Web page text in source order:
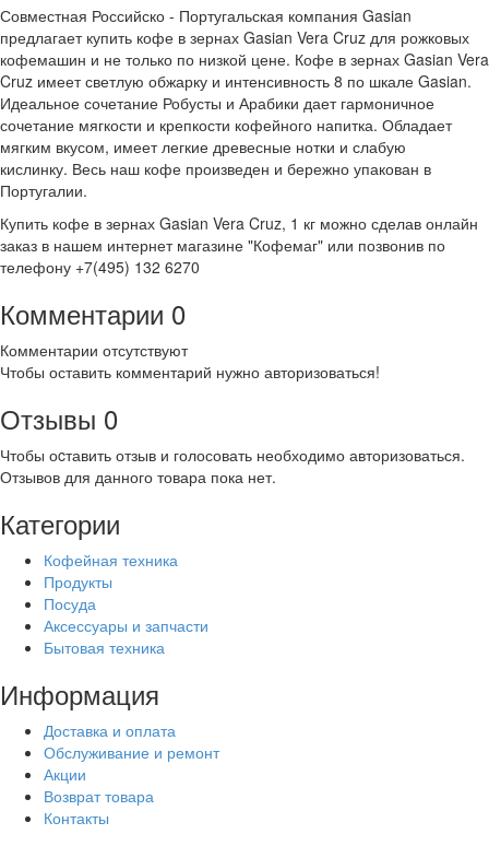
Совместная Российско - Португальская компания Gasian
предлагает купить кофе в зернах Gasian Vera Cruz для рожковых
кофемашин и не только по низкой цене. Кофе в зернах Gasian Vera
Cruz имеет светлую обжарку и интенсивность 8 по шкале Gasian.
Идеальное сочетание Робусты и Арабики дает гармоничное
сочетание мягкости и крепкости кофейного напитка. Обладает
мягким вкусом, имеет легкие древесные нотки и слабую
кислинку. Весь наш кофе произведен и бережно упакован в
Португалии.
Купить кофе в зернах Gasian Vera Cruz, 1 кг можно сделав онлайн
заказ в нашем интернет магазине "Кофемаг" или позвонив по
телефону +7(495) 132 6270
Комментарии 0
Комментарии отсутствуют
Чтобы оставить комментарий нужно авторизоваться!
Отзывы 0
Чтобы оcтавить отзыв и голосовать необходимо авторизоваться.
Отзывов для данного товара пока нет.
Категории
Кофейная техника
Продукты
Посуда
Аксессуары и запчасти
Бытовая техника
Информация
Доставка и оплата
Обслуживание и ремонт
Акции
Возврат товара
Контакты